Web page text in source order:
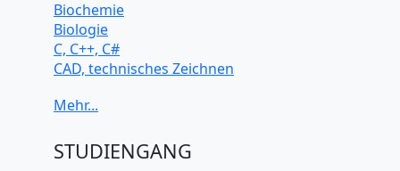
Biochemie
Biologie
C, C++, C#
CAD, technisches Zeichnen
Computerarchitektur
Elektrotechnik
STUDIENGANG